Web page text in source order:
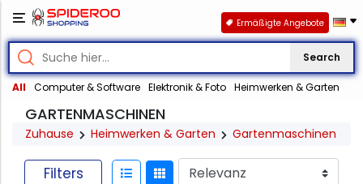
Search
All Computer & Software Elektronik & Foto Heimwerken & Garten
Ermäßigte Angebote
GARTENMASCHINEN
Zuhause Heimwerken & Garten Gartenmaschinen
Filters